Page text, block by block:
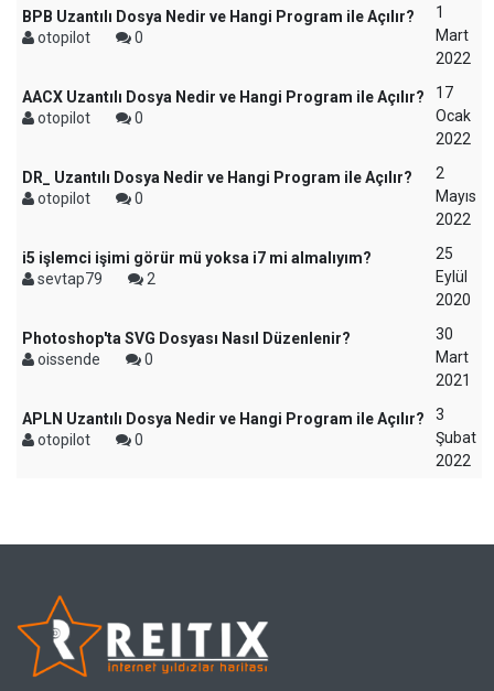
BPB Uzantılı Dosya Nedir ve Hangi Program ile Açılır?
otopilot
0
1
Mart
2022
AACX Uzantılı Dosya Nedir ve Hangi Program ile Açılır?
otopilot
0
17
Ocak
2022
DR_ Uzantılı Dosya Nedir ve Hangi Program ile Açılır?
otopilot
0
2
Mayıs
2022
i5 işlemci işimi görür mü yoksa i7 mi almalıyım?
sevtap79
2
25
Eylül
2020
Photoshop'ta SVG Dosyası Nasıl Düzenlenir?
oissende
0
30
Mart
2021
APLN Uzantılı Dosya Nedir ve Hangi Program ile Açılır?
otopilot
0
3
Şubat
2022